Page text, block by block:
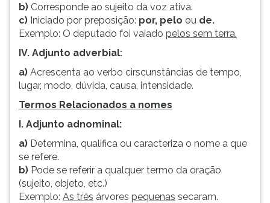
b) Corresponde ao sujeito da voz ativa.
c) Iniciado por preposição: por, pelo ou de.
Exemplo: O deputado foi vaiado pelos sem terra.
IV. Adjunto adverbial:
a) Acrescenta ao verbo cirscunstâncias de tempo,
lugar, modo, dúvida, causa, intensidade.
Termos Relacionados a nomes
I. Adjunto adnominal:
a) Determina, qualifica ou caracteriza o nome a que
se refere.
b) Pode se referir a qualquer termo da oração
(sujeito, objeto, etc.)
Exemplo: As três árvores pequenas secaram.